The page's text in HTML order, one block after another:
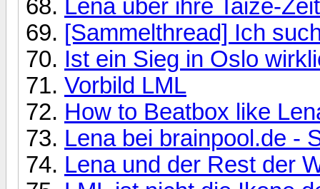
Lena über ihre Taizé-Zeit
[Sammelthread] Ich
Ist ein Sieg in Oslo
Vorbild LML
How to Beatbox like
Lena bei brainpool.de -
Lena und der Rest der